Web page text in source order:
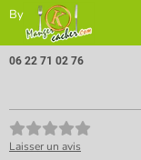
By
06 22 71 02 76
Laisser un avis